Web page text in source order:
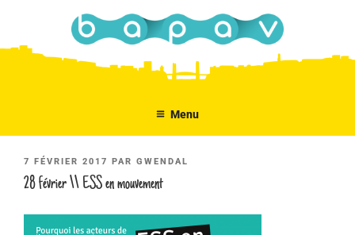
contenu
Menu
PUBLIÉ
LE
7 FÉVRIER 2017 PAR GWENDAL
28 février \\ ESS en mouvement